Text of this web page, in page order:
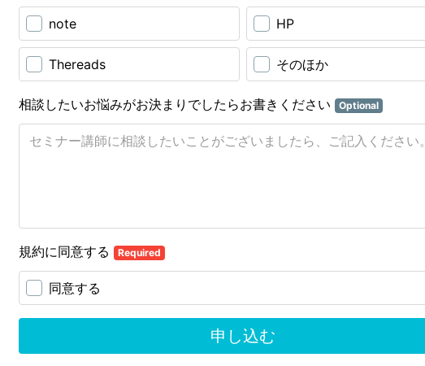
note HP
Thereads そのほか
相談したいお悩みがお決まりでしたらお書きください Optional
規約に同意する Required
同意する
申し込む